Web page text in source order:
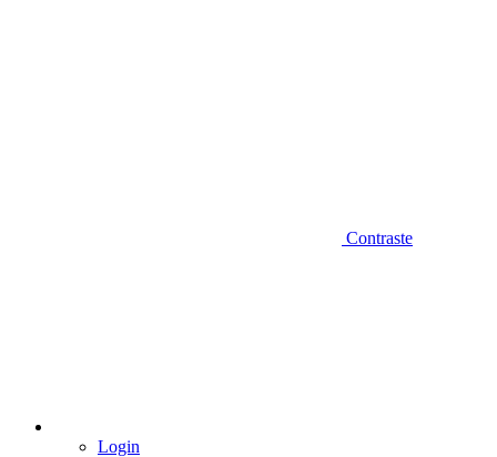
Contraste
Login